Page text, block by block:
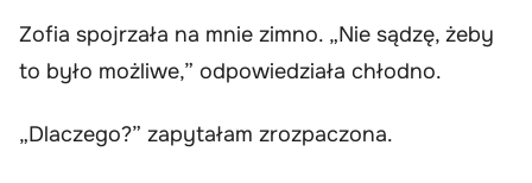
Zofia spojrzała na mnie zimno. „Nie sądzę, żeby
to było możliwe,” odpowiedziała chłodno.
„Dlaczego?” zapytałam zrozpaczona.